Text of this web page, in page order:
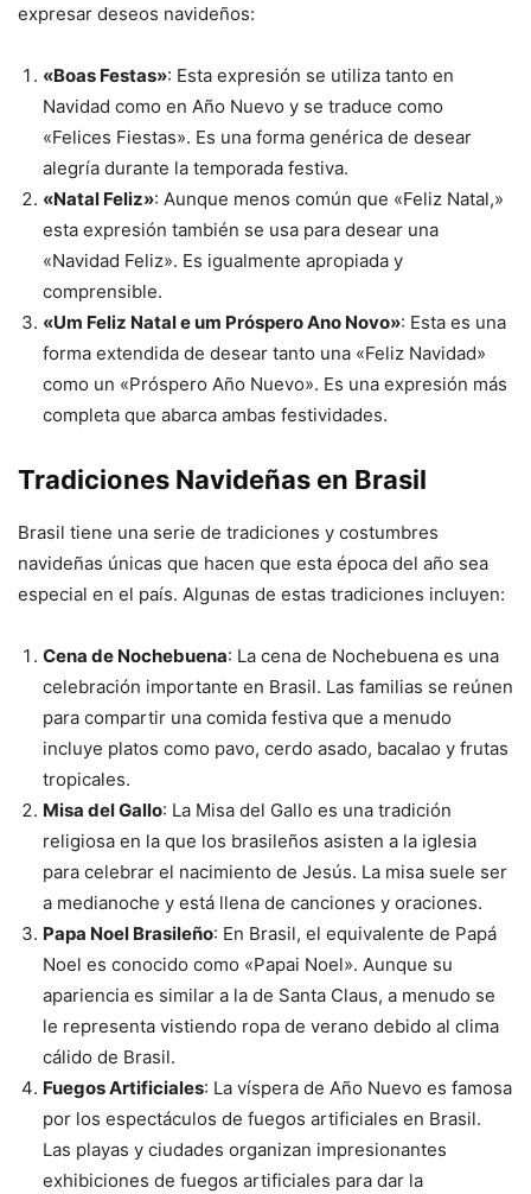
expresar deseos navideños:
«Boas Festas»: Esta expresión se utiliza tanto en
Navidad como en Año Nuevo y se traduce como
«Felices Fiestas». Es una forma genérica de desear
alegría durante la temporada festiva.
«Natal Feliz»: Aunque menos común que «Feliz Natal,»
esta expresión también se usa para desear una
«Navidad Feliz». Es igualmente apropiada y
comprensible.
«Um Feliz Natal e um Próspero Ano Novo»: Esta es una
forma extendida de desear tanto una «Feliz Navidad»
como un «Próspero Año Nuevo». Es una expresión más
completa que abarca ambas festividades.
Tradiciones Navideñas en Brasil
Brasil tiene una serie de tradiciones y costumbres
navideñas únicas que hacen que esta época del año sea
especial en el país. Algunas de estas tradiciones incluyen:
Cena de Nochebuena: La cena de Nochebuena es una
celebración importante en Brasil. Las familias se reúnen
para compartir una comida festiva que a menudo
incluye platos como pavo, cerdo asado, bacalao y frutas
tropicales.
Misa del Gallo: La Misa del Gallo es una tradición
religiosa en la que los brasileños asisten a la iglesia
para celebrar el nacimiento de Jesús. La misa suele ser
a medianoche y está llena de canciones y oraciones.
Papa Noel Brasileño: En Brasil, el equivalente de Papá
Noel es conocido como «Papai Noel». Aunque su
apariencia es similar a la de Santa Claus, a menudo se
le representa vistiendo ropa de verano debido al clima
cálido de Brasil.
Fuegos Artificiales: La víspera de Año Nuevo es famosa
por los espectáculos de fuegos artificiales en Brasil.
Las playas y ciudades organizan impresionantes
exhibiciones de fuegos artificiales para dar la